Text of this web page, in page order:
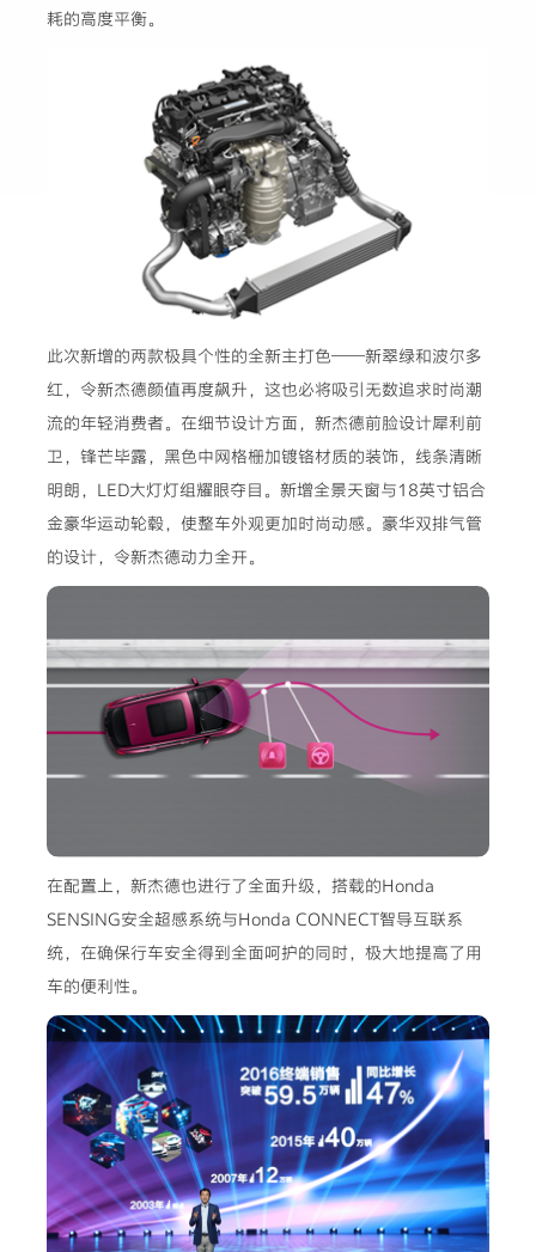
耗的高度平衡。
此次新增的两款极具个性的全新主打色——新翠绿和波尔多
红，令新杰德颜值再度飙升，这也必将吸引无数追求时尚潮
流的年轻消费者。在细节设计方面，新杰德前脸设计犀利前
卫，锋芒毕露，黑色中网格栅加镀铬材质的装饰，线条清晰
明朗，LED大灯灯组耀眼夺目。新增全景天窗与18英寸铝合
金豪华运动轮毂，使整车外观更加时尚动感。豪华双排气管
的设计，令新杰德动力全开。
在配置上，新杰德也进行了全面升级，搭载的Honda
SENSING安全超感系统与Honda CONNECT智导互联系
统，在确保行车安全得到全面呵护的同时，极大地提高了用
车的便利性。